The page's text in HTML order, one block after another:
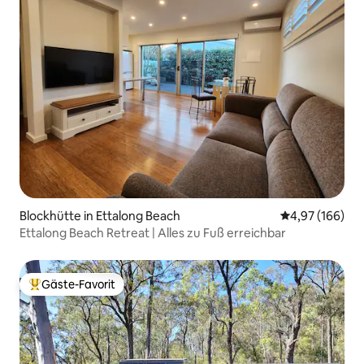
Blockhütte in Ettalong Beach
4,97 (166)
Ettalong Beach Retreat | Alles zu Fuß erreichbar
Beliebter Gäste-Favorit.
Gäste-Favorit